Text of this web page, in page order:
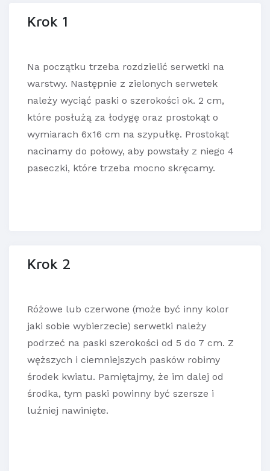
Krok 1
Na początku trzeba rozdzielić serwetki na
warstwy. Następnie z zielonych serwetek
należy wyciąć paski o szerokości ok. 2 cm,
które posłużą za łodygę oraz prostokąt o
wymiarach 6x16 cm na szypułkę. Prostokąt
nacinamy do połowy, aby powstały z niego 4
paseczki, które trzeba mocno skręcamy.
Krok 2
Różowe lub czerwone (może być inny kolor
jaki sobie wybierzecie) serwetki należy
podrzeć na paski szerokości od 5 do 7 cm. Z
węższych i ciemniejszych pasków robimy
środek kwiatu. Pamiętajmy, że im dalej od
środka, tym paski powinny być szersze i
luźniej nawinięte.